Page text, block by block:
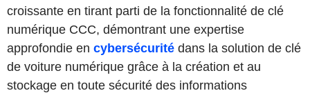
croissante en tirant parti de la fonctionnalité de clé
numérique CCC, démontrant une expertise
approfondie en cybersécurité dans la solution de clé
de voiture numérique grâce à la création et au
stockage en toute sécurité des informations